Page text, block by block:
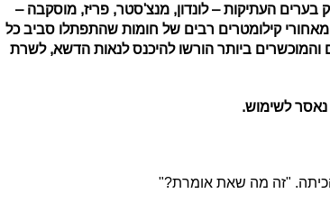
בערים העתיקות – לונדון, מנצ'סטר, פריז, מוסקבה –
קילומטרים רבים של חומות שהתפתלו סביב כל
והמוכשרים ביותר הורשו להיכנס לנאות הדשא, לשרת
לשימוש.
הכיתה. "זה מה שאת אומרת?"